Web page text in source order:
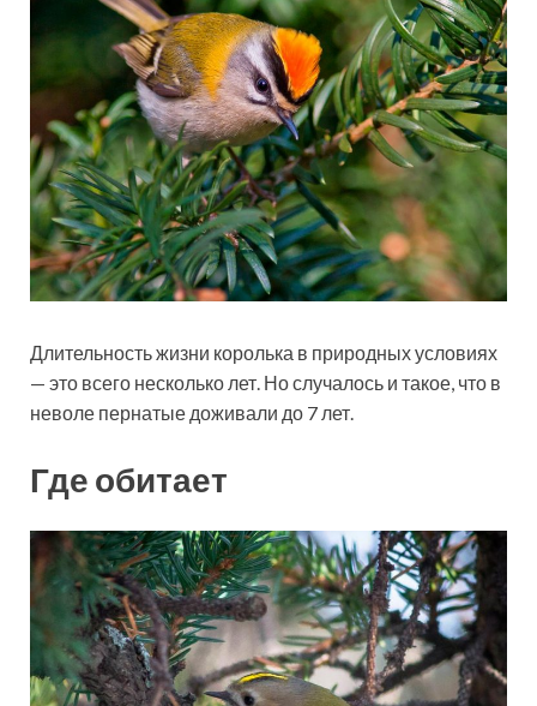
Длительность жизни королька в природных условиях
— это всего несколько лет. Но случалось и такое, что в
неволе пернатые доживали до 7 лет.
Где обитает